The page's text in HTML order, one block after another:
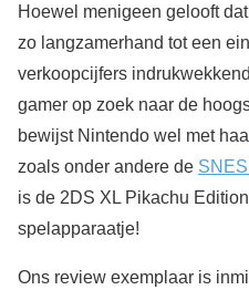
Hoewel menigeen gelooft
zo langzamerhand tot een
verkoopcijfers
gamer op zoek naar de
bewijst Nintendo wel met
zoals onder andere de
is de 2DS XL Pikachu
spelapparaatje!
Ons review exemplaar is